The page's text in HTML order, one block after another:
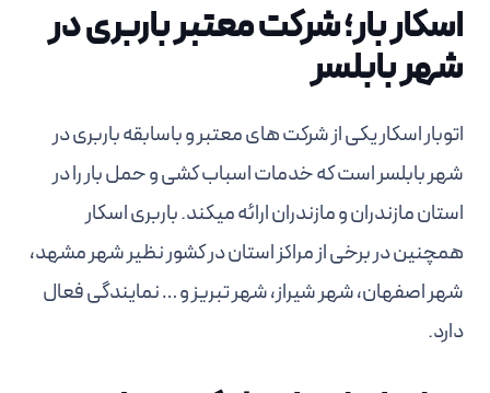
اسکار بار؛ شرکت معتبر باربری در
شهر بابلسر
اتوبار اسکار یکی از شرکت های معتبر و باسابقه باربری در
شهر بابلسر است که خدمات اسباب کشی و حمل بار را در
استان مازندران و مازندران ارائه میکند. باربری اسکار
همچنین در برخی از مراکز استان در کشور نظیر شهر مشهد،
شهر اصفهان، شهر شیراز، شهر تبریز و … نمایندگی فعال
دارد.